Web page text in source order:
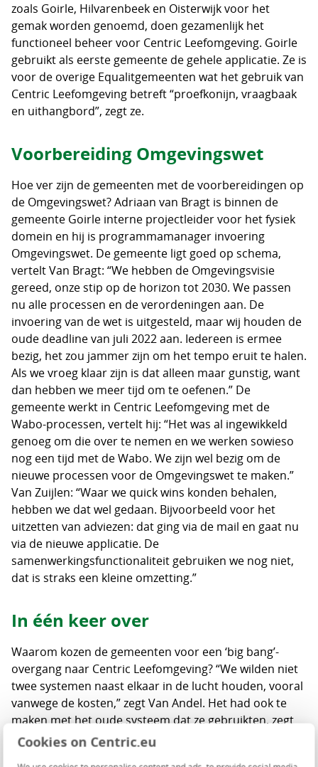
Cookies on Centric.eu
zoals Goirle, Hilvarenbeek en Oisterwijk voor het
gemak worden genoemd, doen gezamenlijk het
functioneel beheer voor Centric Leefomgeving. Goirle
gebruikt als eerste gemeente de gehele applicatie. Ze is
voor de overige Equalitgemeenten wat het gebruik van
Centric Leefomgeving betreft “proefkonijn, vraagbaak
en uithangbord”, zegt ze.
Voorbereiding Omgevingswet
Hoe ver zijn de gemeenten met de voorbereidingen op
de Omgevingswet? Adriaan van Bragt is binnen de
gemeente Goirle interne projectleider voor het fysiek
domein en hij is programmamanager invoering
Omgevingswet. De gemeente ligt goed op schema,
vertelt Van Bragt: “We hebben de Omgevingsvisie
gereed, onze stip op de horizon tot 2030. We passen
nu alle processen en de verordeningen aan. De
invoering van de wet is uitgesteld, maar wij houden de
oude deadline van juli 2022 aan. Iedereen is ermee
bezig, het zou jammer zijn om het tempo eruit te halen.
Als we vroeg klaar zijn is dat alleen maar gunstig, want
dan hebben we meer tijd om te oefenen.” De
gemeente werkt in Centric Leefomgeving met de
Wabo-processen, vertelt hij: “Het was al ingewikkeld
genoeg om die over te nemen en we werken sowieso
nog een tijd met de Wabo. We zijn wel bezig om de
nieuwe processen voor de Omgevingswet te maken.”
Van Zuijlen: “Waar we quick wins konden behalen,
hebben we dat wel gedaan. Bijvoorbeeld voor het
uitzetten van adviezen: dat ging via de mail en gaat nu
via de nieuwe applicatie. De
samenwerkingsfunctionaliteit gebruiken we nog niet,
dat is straks een kleine omzetting.”
In één keer over
Waarom kozen de gemeenten voor een ‘big bang’-
overgang naar Centric Leefomgeving? “We wilden niet
twee systemen naast elkaar in de lucht houden, vooral
vanwege de kosten,” zegt Van Andel. Het had ook te
maken met het oude systeem dat ze gebruikten, zegt
Van Zuijlen (Squit van leverancier Roxit). “Een migratie